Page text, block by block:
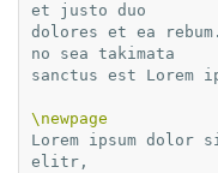
et justo duo
dolores et ea
no sea takimata
sanctus est Lorem
\newpage
Lorem ipsum dolor
elitr,